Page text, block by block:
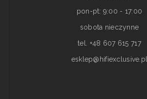
pon-pt: 9:00 - 17:00
sobota nieczynne
tel. +48 607 615 717
esklep@hifiexclusive.pl